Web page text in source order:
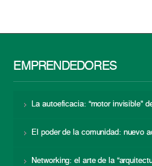
EMPRENDEDORES
La autoeficacia: “motor invisible”
El poder de la comunidad: nuevo
Networking: el arte de la